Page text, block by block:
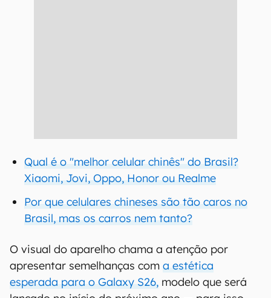
Qual é o "melhor celular chinês" do Brasil?
Xiaomi, Jovi, Oppo, Honor ou Realme
Por que celulares chineses são tão caros no
Brasil, mas os carros nem tanto?
O visual do aparelho chama a atenção por
apresentar semelhanças com a estética
esperada para o Galaxy S26, modelo que será